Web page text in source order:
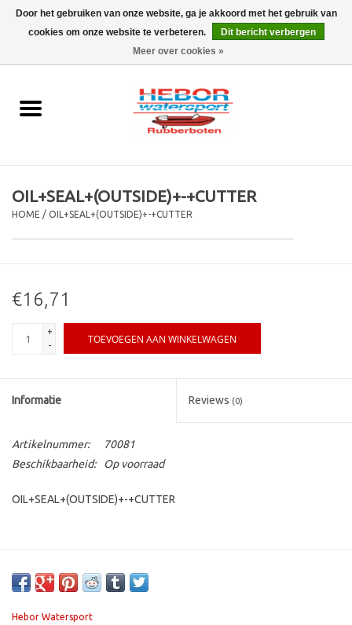
0 Artikelen - €0,00
Outboard
Trailer
SALE
Merken
OIL+SEAL+(OUTSIDE)+-+CUTTER
HOME / OIL+SEAL+(OUTSIDE)+-+CUTTER
€16,71
+
-
TOEVOEGEN AAN WINKELWAGEN
Informatie Reviews (0)
Artikelnummer:
70081
Beschikbaarheid:
Op voorraad
OIL+SEAL+(OUTSIDE)+-+CUTTER
Hebor Watersport
Door het gebruiken van onze website, ga je akkoord met het gebruik van
cookies om onze website te verbeteren.
Dit bericht verbergen
Meer over cookies »